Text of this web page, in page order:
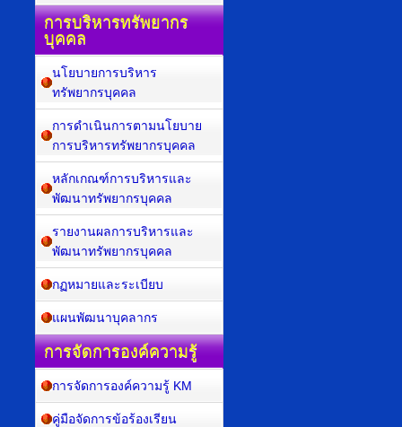
การบริหารทรัพยากร
บุคคล
นโยบายการบริหาร
ทรัพยากรบุคคล
การดำเนินการตามนโยบาย
การบริหารทรัพยากรบุคคล
หลักเกณฑ์การบริหารและ
พัฒนาทรัพยากรบุคคล
รายงานผลการบริหารและ
พัฒนาทรัพยากรบุคคล
กฏหมายและระเบียบ
แผนพัฒนาบุคลากร
การจัดการองค์ความรู้
การจัดการองค์ความรู้ KM
คู่มือจัดการข้อร้องเรียน